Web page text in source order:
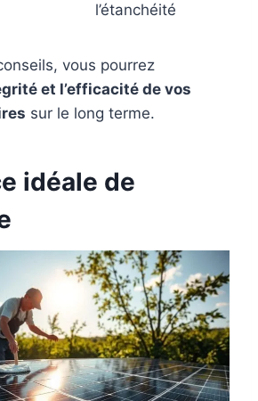
l’étanchéité
vous pourrez
et l’efficacité de vos
sur le long terme.
idéale de